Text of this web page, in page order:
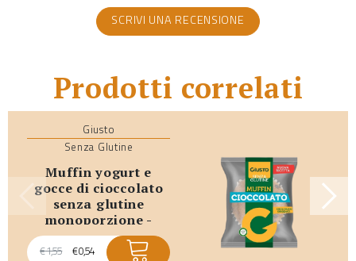
SCRIVI UNA RECENSIONE
Prodotti correlati
Giusto
Senza Glutine
muffin yogurt e
gocce di cioccolato
senza glutine
monoporzione -
promo scadenza
breve
€1,55 €0,54